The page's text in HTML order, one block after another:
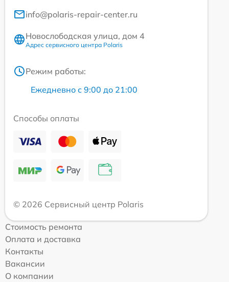
info@polaris-repair-center.ru
Новослободская улица, дом 4
Адрес сервисного центра Polaris
Режим работы:
Ежедневно с 9:00 до 21:00
Способы оплаты
© 2026 Сервисный центр Polaris
Стоимость ремонта
Оплата и доставка
Контакты
Вакансии
О компании